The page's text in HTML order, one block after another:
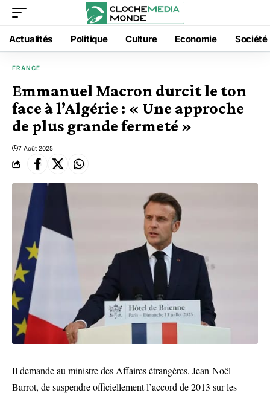
Actualités Politique Culture Economie Société
FRANCE
Emmanuel Macron durcit le ton
face à l’Algérie : « Une approche
de plus grande fermeté »
7 Août 2025
Il demande au ministre des Affaires étrangères, Jean-Noël
Barrot, de suspendre officiellement l’accord de 2013 sur les